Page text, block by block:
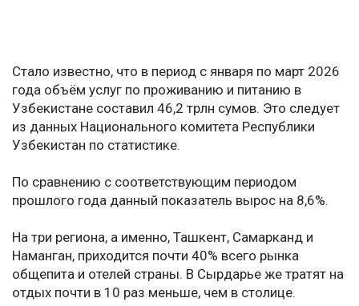
Стало известно, что в период с января по март 2026
года объём услуг по проживанию и питанию в
Узбекистане составил 46,2 трлн сумов. Это следует
из данных Национального комитета Республики
Узбекистан по статистике.
По сравнению с соответствующим периодом
прошлого года данный показатель вырос на 8,6%.
На три региона, а именно, Ташкент, Самарканд и
Наманган, приходится почти 40% всего рынка
общепита и отелей страны. В Сырдарье же тратят на
отдых почти в 10 раз меньше, чем в столице.